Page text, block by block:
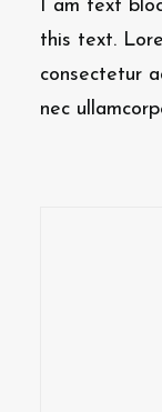
I am text
this text.
consectetur
nec